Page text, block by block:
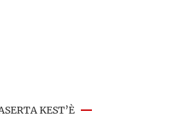
KEST’È